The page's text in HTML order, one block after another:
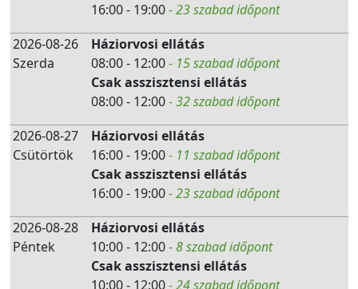
16:00 - 19:00- 23 szabad időpont
2026-08-26
Szerda
Háziorvosi ellátás
08:00 - 12:00- 15 szabad időpont
Csak asszisztensi ellátás
08:00 - 12:00- 32 szabad időpont
2026-08-27
Csütörtök
Háziorvosi ellátás
16:00 - 19:00- 11 szabad időpont
Csak asszisztensi ellátás
16:00 - 19:00- 23 szabad időpont
2026-08-28
Péntek
Háziorvosi ellátás
10:00 - 12:00- 8 szabad időpont
Csak asszisztensi ellátás
10:00 - 12:00- 24 szabad időpont